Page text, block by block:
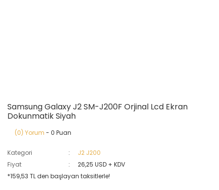
Samsung Galaxy J2 SM-J200F Orjinal Lcd Ekran
Dokunmatik Siyah
(0) Yorum - 0 Puan
Kategori
J2 J200
Fiyat
26,25 USD + KDV
*159,53 TL den başlayan taksitlerle!